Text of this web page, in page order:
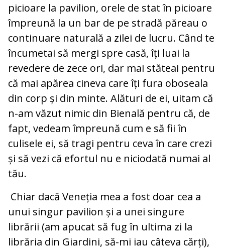
picioare la pavilion, orele de stat în picioare
împreună la un bar de pe stradă păreau o
continuare naturală a zilei de lucru. Când te
încumetai să mergi spre casă, îți luai la
revedere de zece ori, dar mai stăteai pentru
că mai apărea cineva care îți fura oboseala
din corp și din minte. Alături de ei, uitam că
n-am văzut nimic din Bienală pentru că, de
fapt, vedeam împreună cum e să fii în
culisele ei, să tragi pentru ceva în care crezi
și să vezi că efortul nu e niciodată numai al
tău.
Chiar dacă Veneția mea a fost doar cea a
unui singur pavilion și a unei singure
librării (am apucat să fug în ultima zi la
librăria din Giardini, să-mi iau câteva cărți),